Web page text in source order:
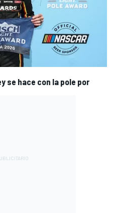
se hace con la pole por